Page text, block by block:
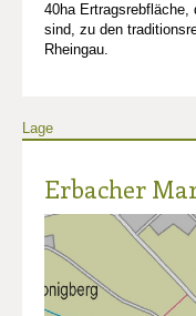
40ha
sind, zu den
Rheingau.
Lage
Erbacher